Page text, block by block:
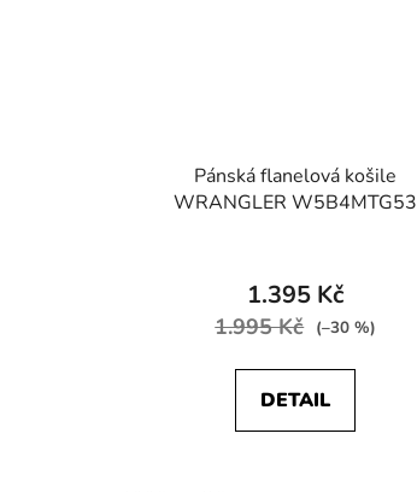
Pánská flanelová košile
WRANGLER W5B4MTG53
1.395 Kč
1.995 Kč (–30 %)
DETAIL